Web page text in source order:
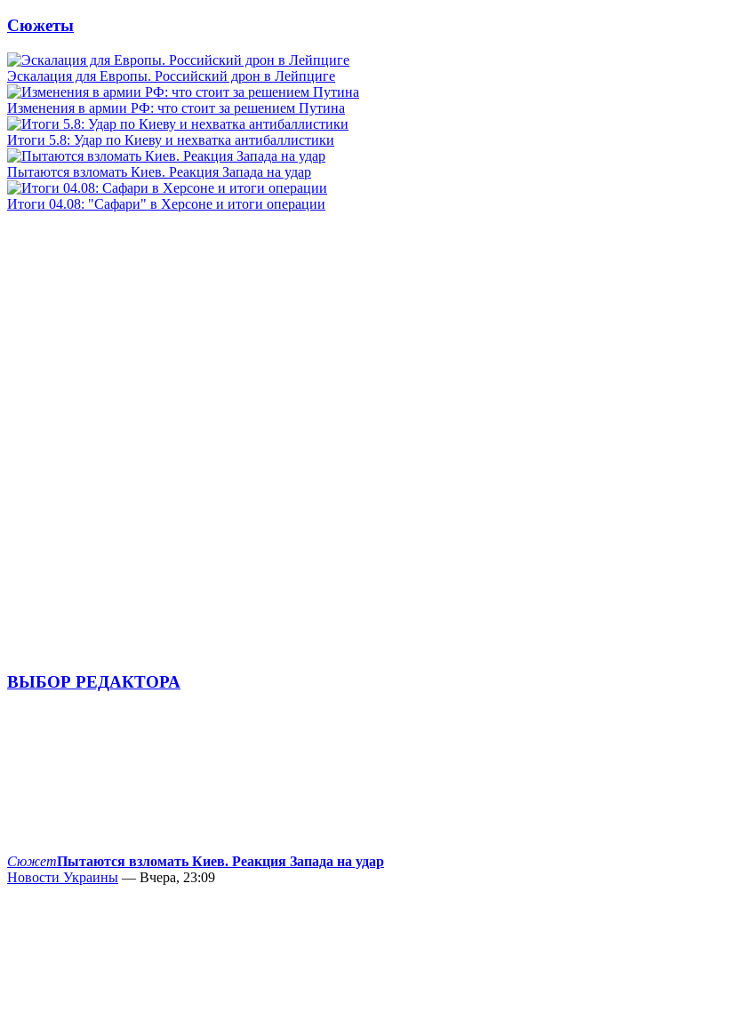
Сюжеты
Эскалация для Европы. Российский дрон в Лейпциге
Изменения в армии РФ: что стоит за решением Путина
Итоги 5.8: Удар по Киеву и нехватка антибаллистики
Пытаются взломать Киев. Реакция Запада на удар
Итоги 04.08: "Сафари" в Херсоне и итоги операции
ВЫБОР РЕДАКТОРА
СюжетПытаются взломать Киев. Реакция Запада на удар
Новости Украины — Вчера, 23:09